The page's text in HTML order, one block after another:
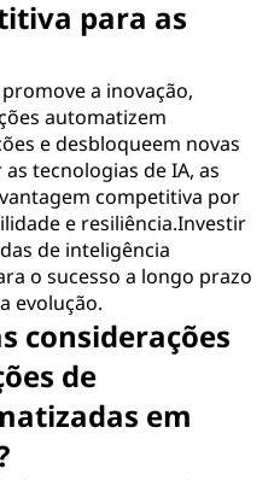
para as
a inovação,
automatizem
e desbloqueem novas
tecnologias de IA, as
competitiva por
e resiliência.Investir
de inteligência
o sucesso a longo prazo
evolução.
considerações
de
em